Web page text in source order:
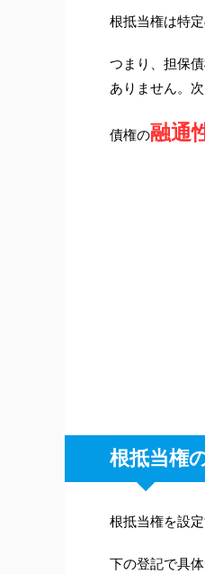
根抵当権は特
つまり、担保
ありません。
債権の融通
根抵当権
根抵当権を設
下の登記で具